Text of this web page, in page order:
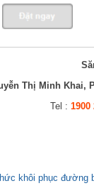
Thị Minh Khai,
Tel : 1900
khôi phục đường